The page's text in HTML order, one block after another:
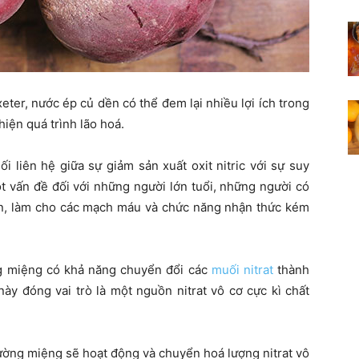
nước ép củ dền có thể đem lại nhiều lợi ích trong
quá trình lão hoá.
liên hệ giữa sự giảm sản xuất oxit nitric với sự suy
vấn đề đối với những người lớn tuổi, những người có
cho các mạch máu và chức năng nhận thức kém
có khả năng chuyển đổi các muối nitratthành
đóng vai trò là một nguồn nitrat vô cơ cực kì chất
miệng sẽ hoạt động và chuyển hoá lượng nitrat vô